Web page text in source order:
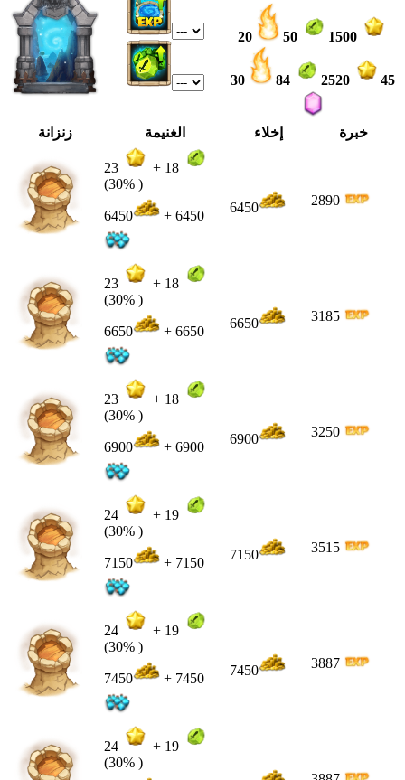
20 50 1500
30 84 2520 45
زنزانة الغنيمة إخلاء خبرة
23 + 18
(30% )
6450 + 6450
6450 2890
23 + 18
(30% )
6650 + 6650
6650 3185
23 + 18
(30% )
6900 + 6900
6900 3250
24 + 19
(30% )
7150 + 7150
7150 3515
24 + 19
(30% )
7450 + 7450
7450 3887
24 + 19
(30% )